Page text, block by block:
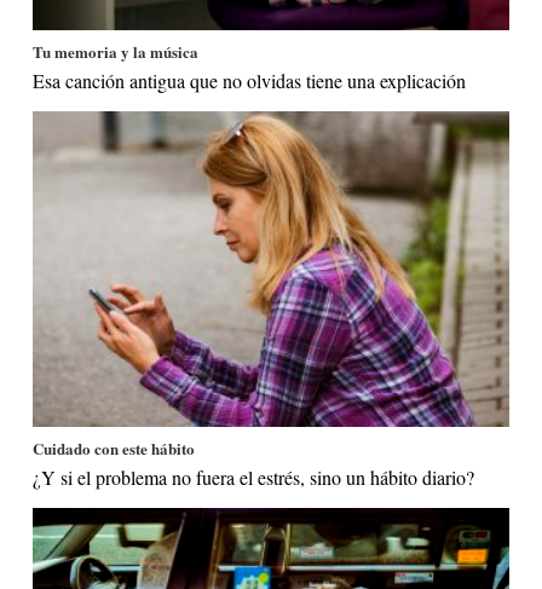
Tu memoria y la música
Esa canción antigua que no olvidas tiene una explicación
Cuidado con este hábito
¿Y si el problema no fuera el estrés, sino un hábito diario?